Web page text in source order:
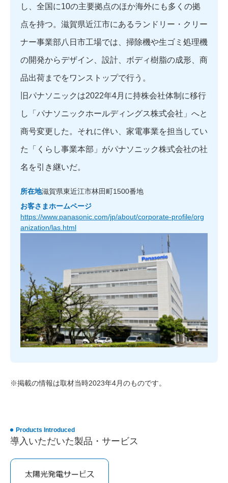
し、全国に10の主要拠点のほか海外にも多くの拠
点を持つ。滋賀県近江市にあるランドリー・クリー
ナー事業部八日市工場では、掃除機や生ゴミ処理機
の開発からデザイン、設計、ボディ樹脂の成形、商
品出荷までをワンストップで行う。
旧パナソニックは2022年4月に持株会社体制に移行
し「パナソニックホールディングス株式会社」へと
商号変更した。それに伴い、家電事業を担当してい
た「くらし事業本部」がパナソニック株式会社の社
名を引き継いだ。
所在地滋賀県東近江市林田町1500番地
お客さまホームページ
https://www.panasonic.com/jp/about/corporate-profile/org
anization/las.html
※掲載の情報は取材当時2023年4月のものです。
Products Introduced
導入いただいた製品・サービス